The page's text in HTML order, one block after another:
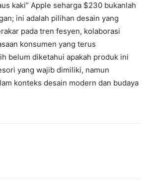
kaki” Apple seharga $230 bukanlah
ini adalah pilihan desain yang
pada tren fesyen, kolaborasi
konsumen yang terus
belum diketahui apakah produk ini
yang wajib dimiliki, namun
konteks desain modern dan budaya